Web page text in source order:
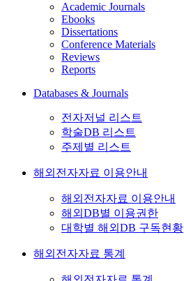
Academic Journals
Ebooks
Dissertations
Conference Materials
Reviews
Reports
Databases & Journals
전자저널 리스트
학술DB 리스트
주제별 리스트
해외전자자료 이용안내
해외전자자료 이용안내
해외DB별 이용권한
대학별 해외DB 구독현황
해외전자자료 통계